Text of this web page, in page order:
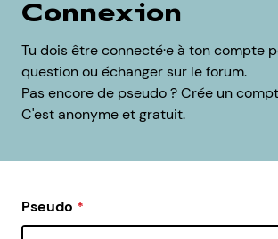
Connexion
Tu dois être connecté·e à ton compte
question ou échanger sur le forum.
Pas encore de pseudo ? Crée un
C'est anonyme et gratuit.
Pseudo *